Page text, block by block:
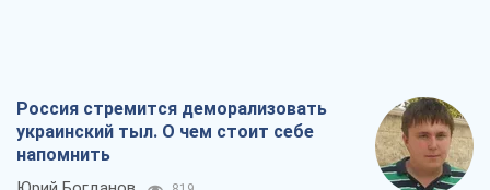
Россия стремится деморализовать
украинский тыл. О чем стоит себе
напомнить